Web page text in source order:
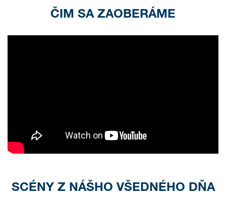
ČIM SA ZAOBERÁME
SCÉNY Z NÁŠHO VŠEDNÉHO DŇA